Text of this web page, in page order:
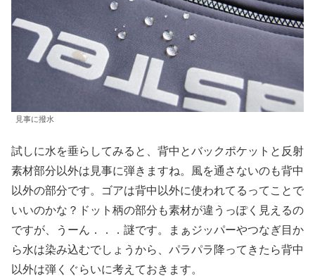
見事に撥水
試しに水を垂らしてみると、背中とバックポケットと反射
素材部分以外は見事に弾きますね。風を通さないのも背中
以外の部分です。ゴアは背中以外に使われてるってことで
いいのかな？ドット柄の部分も素材が違うっぽく見えるの
ですが、うーん．．．謎です。まぁジッパーやつなぎ目か
ら水は染み込むでしょうから、パラパラ降ってきたら背中
以外は弾くぐらいに考えておきます。